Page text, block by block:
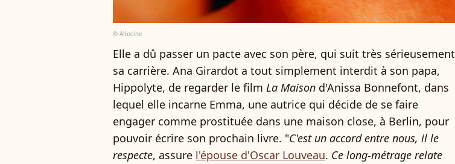
© Allocine
Elle a dû passer un pacte avec son père, qui suit très sérieusement
sa carrière. Ana Girardot a tout simplement interdit à son papa,
Hippolyte, de regarder le film La Maison d'Anissa Bonnefont, dans
lequel elle incarne Emma, une autrice qui décide de se faire
engager comme prostituée dans une maison close, à Berlin, pour
pouvoir écrire son prochain livre. "C'est un accord entre nous, il le
respecte, assure l'épouse d'Oscar Louveau. Ce long-métrage relate